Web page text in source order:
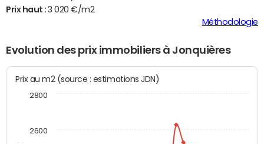
Prix haut :3 020 €/m2
Méthodologie
Evolution des prix immobiliers à Jonquières
Prix au m2 (source : estimations JDN)
2600
2800